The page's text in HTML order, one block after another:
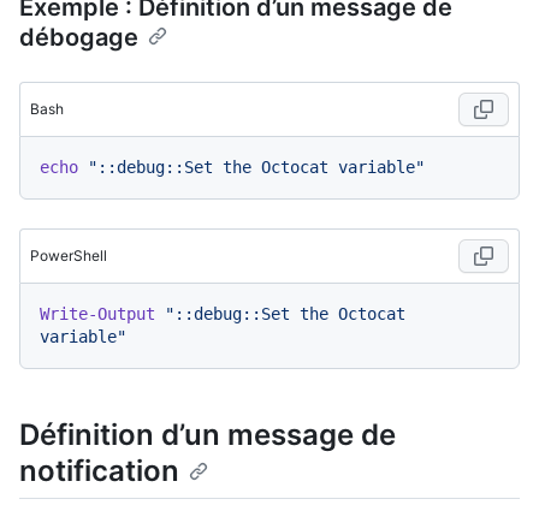
Exemple : Définition d’un message de
débogage
Bash
echo "::debug::Set the Octocat variable"
PowerShell
Write-Output
"::debug::Set the Octocat
variable"
Définition d’un message de
notification